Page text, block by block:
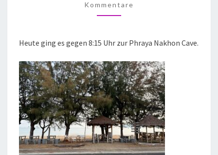
Kommentare
Heute ging es gegen 8:15 Uhr zur Phraya Nakhon Cave.